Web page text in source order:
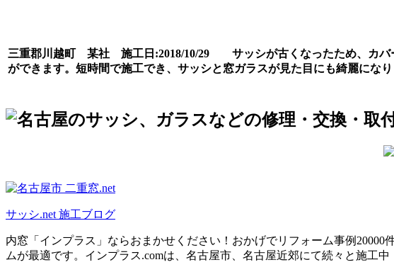
三重郡川越町 某社 施工日:2018/10/29 サッシが古くなったため、カバー
ができます。短時間で施工でき、サッシと窓ガラスが見た目にも綺麗にな
サッシ.net 施工ブログ
内窓「インプラス」ならおまかせください！おかげでリフォーム事例
ムが最適です。インプラス.comは、名古屋市、名古屋近郊にて続々と施工中